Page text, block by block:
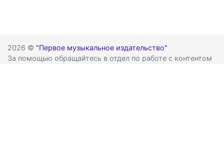
2026 © "Первое музыкальное издательство"
За помощью обращайтесь в отдел по работе с контентом